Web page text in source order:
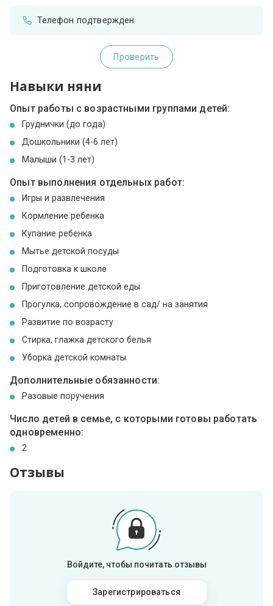
Телефон подтвержден
Проверить
Навыки няни
Опыт работы с возрастными группами детей:
Груднички (до года)
Дошкольники (4-6 лет)
Малыши (1-3 лет)
Опыт выполнения отдельных работ:
Игры и развлечения
Кормление ребенка
Купание ребенка
Мытье детской посуды
Подготовка к школе
Приготовление детской еды
Прогулка, сопровождение в сад/ на занятия
Развитие по возрасту
Стирка, глажка детского белья
Уборка детской комнаты
Дополнительные обязанности:
Разовые поручения
Число детей в семье, с которыми готовы работать
одновременно:
2
Отзывы
Войдите, чтобы почитать отзывы
Зарегистрироваться